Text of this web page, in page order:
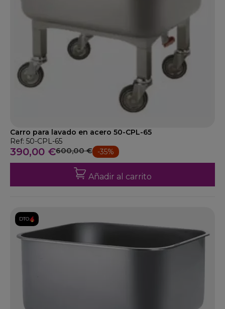
Carro para lavado en acero 50-CPL-65
Ref: 50-CPL-65
390,00 €600,00 € -35%
Añadir al carrito
DTO.